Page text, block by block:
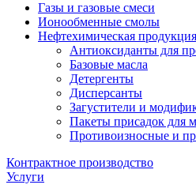
Газы и газовые смеси
Ионообменные смолы
Нефтехимическая продукция
Антиоксиданты для
Базовые масла
Детергенты
Дисперсанты
Загустители и
Пакеты присадок для
Противоизносные и
Контрактное производство
Услуги